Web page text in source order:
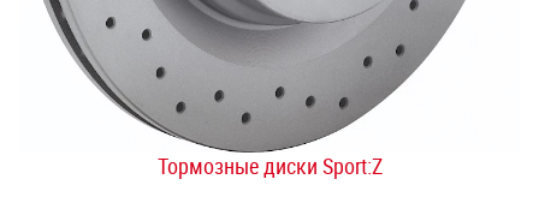
Тормозные диски Sport:Z